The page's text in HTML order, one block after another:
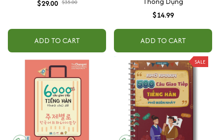
$29.00 $35.00
ADD TO CART
$14.99
ADD TO CART
SALE